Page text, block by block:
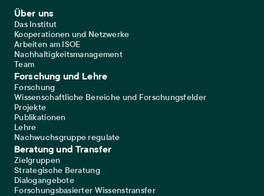
Footer Main Navigation
Über uns
Das Institut
Kooperationen und Netzwerke
Arbeiten am ISOE
Nachhaltigkeitsmanagement
Team
Forschung und Lehre
Forschung
Wissenschaftliche Bereiche und Forschungsfelder
Projekte
Publikationen
Lehre
Nachwuchsgruppe regulate
Beratung und Transfer
Zielgruppen
Strategische Beratung
Dialogangebote
Forschungsbasierter Wissenstransfer